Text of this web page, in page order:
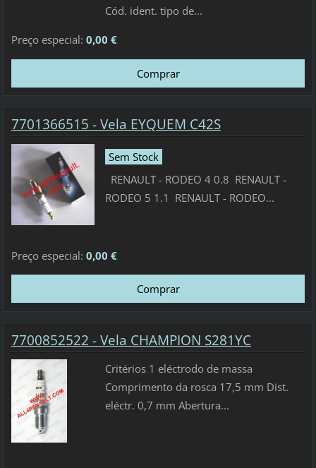
Cód. ident. tipo de...
Preço especial: 0,00 €
7701366515 - Vela EYQUEM C42S
Sem Stock
RENAULT - RODEO 4 0.8 RENAULT -
RODEO 5 1.1 RENAULT - RODEO...
Preço especial: 0,00 €
7700852522 - Vela CHAMPION S281YC
Critérios 1 eléctrodo de massa
Comprimento da rosca 17,5 mm Dist.
eléctr. 0,7 mm Abertura...